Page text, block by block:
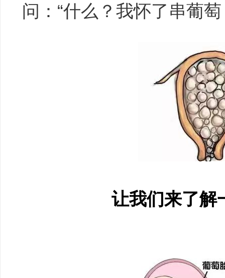
问：“什么？我怀了串葡萄
让我们来了解